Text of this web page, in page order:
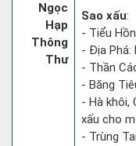
Ngọc
Hạp
Thông
Thư
Sao xấu:
- Tiểu
- Địa Phá:
- Thần
- Băng
- Hà khôi,
xấu cho
- Trùng